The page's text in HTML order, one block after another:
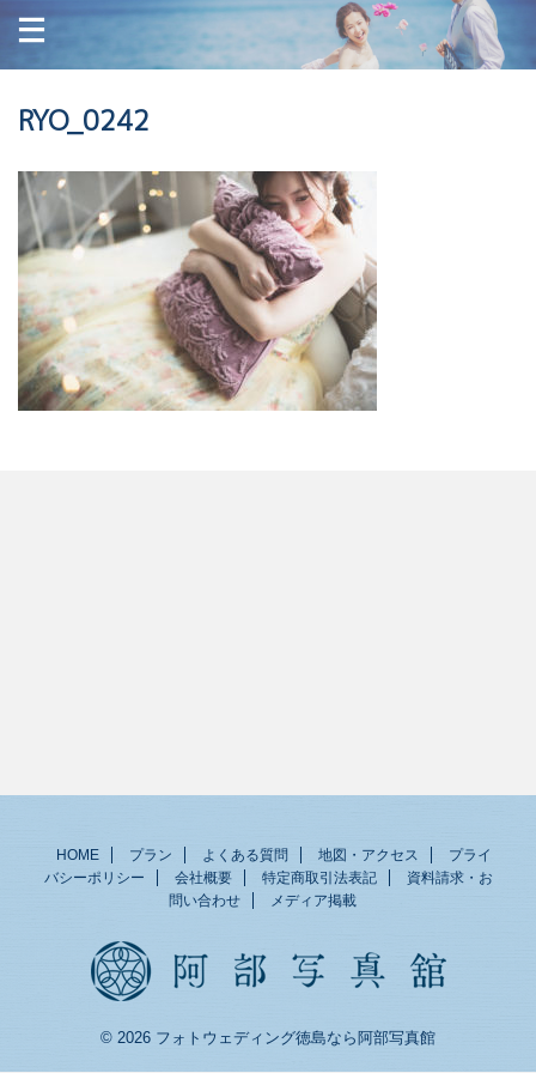
RYO_0242
HOME プラン よくある質問 地図・アクセス
プライ
バシーポリシー
会社概要 特定商取引法表記
資料請求・お
問い合わせ
メディア掲載
© 2026 フォトウェディング徳島なら阿部写真館